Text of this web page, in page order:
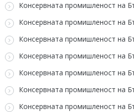
Консервната промишленост на
Консервната промишленост на
Консервната промишленост на
Консервната промишленост на
Консервната промишленост на
Консервната промишленост на
Консервната промишленост на